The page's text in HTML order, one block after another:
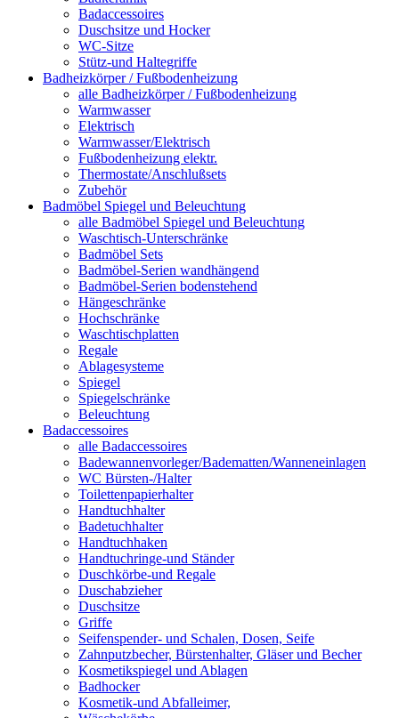
Badaccessoires
Duschsitze und Hocker
WC-Sitze
Stütz-und Haltegriffe
Badheizkörper / Fußbodenheizung
alle Badheizkörper / Fußbodenheizung
Warmwasser
Elektrisch
Warmwasser/Elektrisch
Fußbodenheizung elektr.
Thermostate/Anschlußsets
Zubehör
Badmöbel Spiegel und Beleuchtung
alle Badmöbel Spiegel und Beleuchtung
Waschtisch-Unterschränke
Badmöbel Sets
Badmöbel-Serien wandhängend
Badmöbel-Serien bodenstehend
Hängeschränke
Hochschränke
Waschtischplatten
Regale
Ablagesysteme
Spiegel
Spiegelschränke
Beleuchtung
Badaccessoires
alle Badaccessoires
Badewannenvorleger/Badematten/Wanneneinlagen
WC Bürsten-/Halter
Toilettenpapierhalter
Handtuchhalter
Badetuchhalter
Handtuchhaken
Handtuchringe-und Ständer
Duschkörbe-und Regale
Duschabzieher
Duschsitze
Griffe
Seifenspender- und Schalen, Dosen, Seife
Zahnputzbecher, Bürstenhalter, Gläser und Becher
Kosmetikspiegel und Ablagen
Badhocker
Kosmetik-und Abfalleimer,